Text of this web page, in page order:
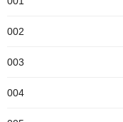
002
003
004